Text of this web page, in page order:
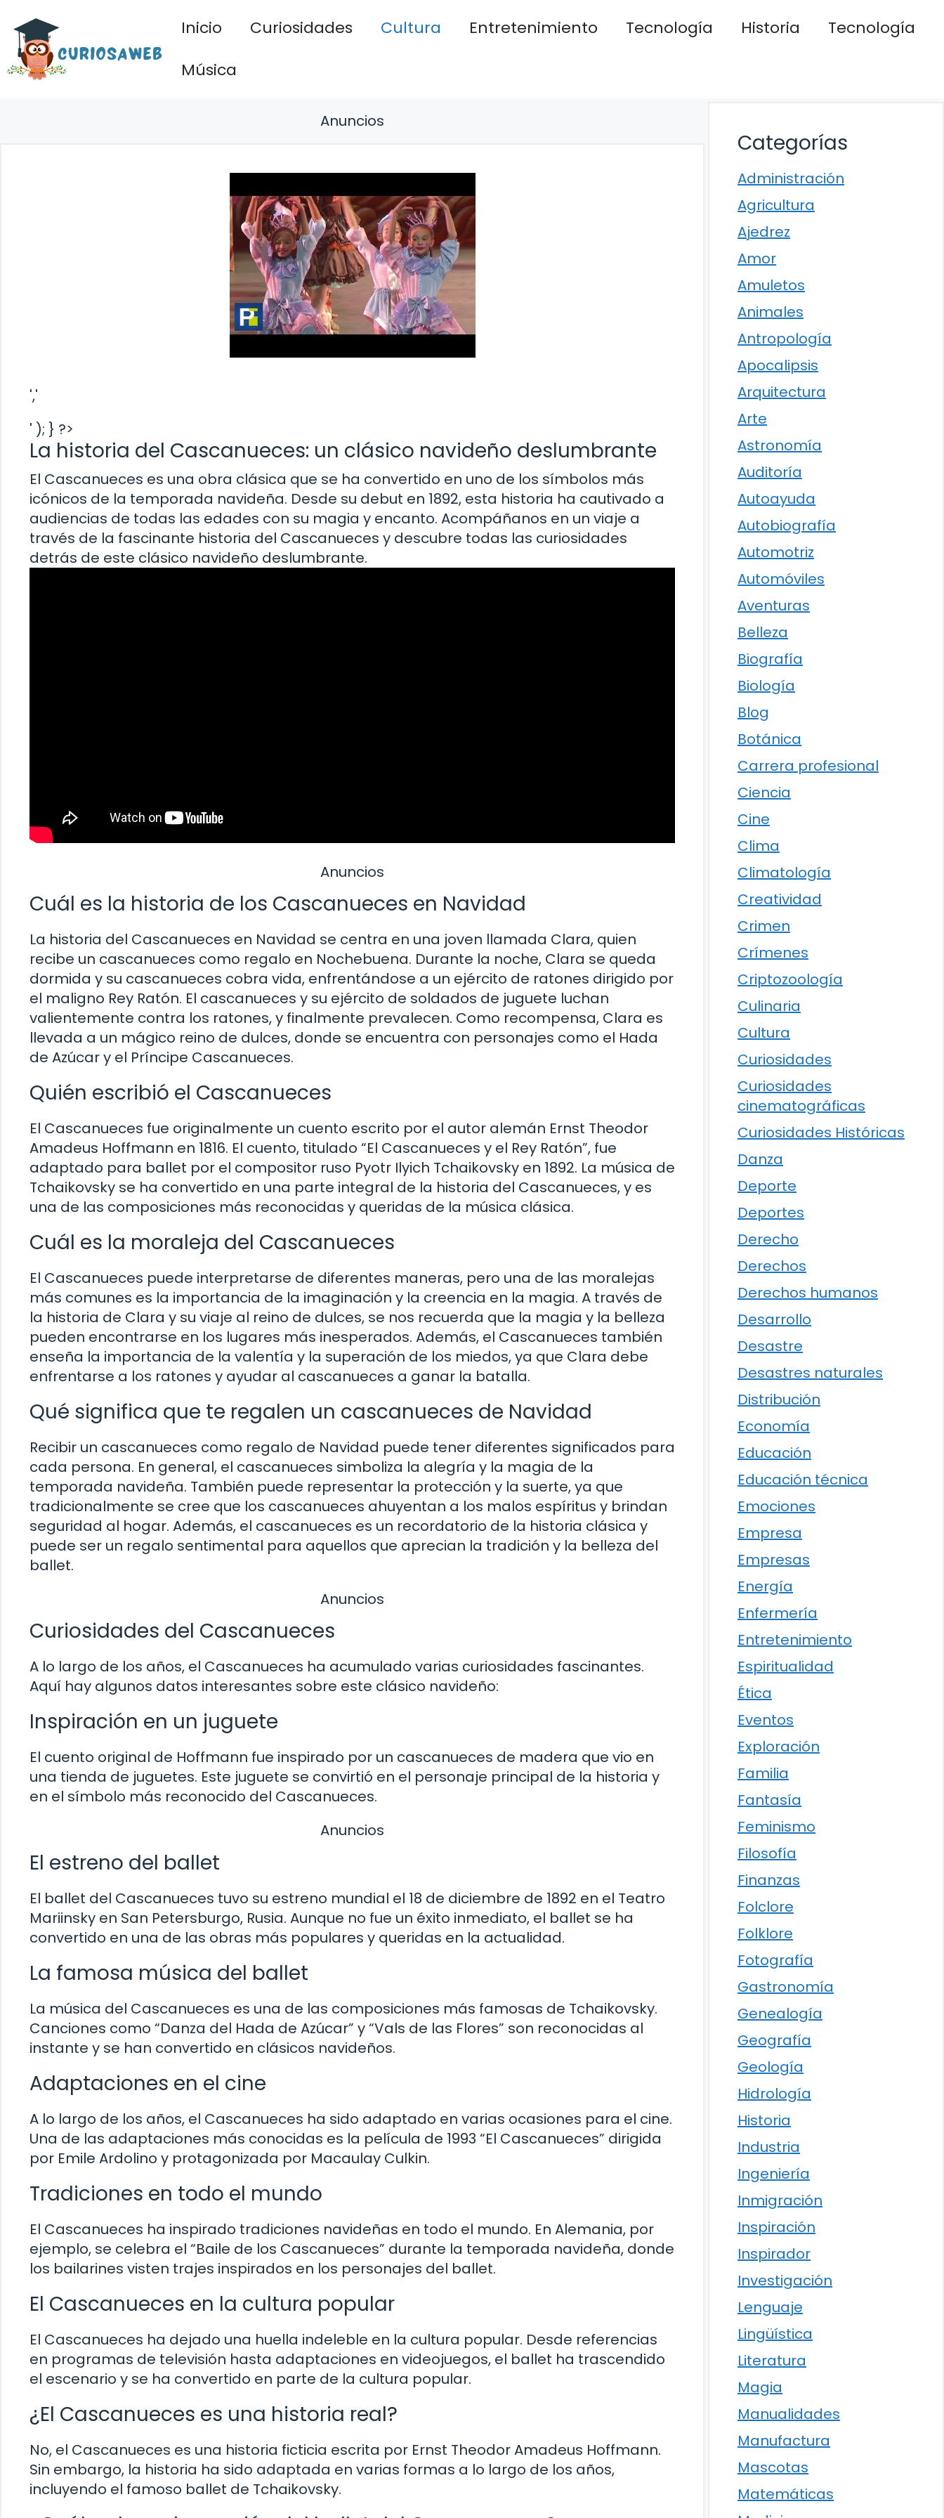
contenido
Inicio Curiosidades Cultura Entretenimiento Tecnología Historia
Tecnología
Música
Anuncios
','
' ); } ?>
La historia del Cascanueces: un clásico navideño deslumbrante
El Cascanueces es una obra clásica que se ha convertido en uno de los símbolos más
icónicos de la temporada navideña. Desde su debut en 1892, esta historia ha cautivado a
audiencias de todas las edades con su magia y encanto. Acompáñanos en un viaje a
través de la fascinante historia del Cascanueces y descubre todas las curiosidades
detrás de este clásico navideño deslumbrante.
Anuncios
Cuál es la historia de los Cascanueces en Navidad
La historia del Cascanueces en Navidad se centra en una joven llamada Clara, quien
recibe un cascanueces como regalo en Nochebuena. Durante la noche, Clara se queda
dormida y su cascanueces cobra vida, enfrentándose a un ejército de ratones dirigido por
el maligno Rey Ratón. El cascanueces y su ejército de soldados de juguete luchan
valientemente contra los ratones, y finalmente prevalecen. Como recompensa, Clara es
llevada a un mágico reino de dulces, donde se encuentra con personajes como el Hada
de Azúcar y el Príncipe Cascanueces.
Quién escribió el Cascanueces
El Cascanueces fue originalmente un cuento escrito por el autor alemán Ernst Theodor
Amadeus Hoffmann en 1816. El cuento, titulado “El Cascanueces y el Rey Ratón”, fue
adaptado para ballet por el compositor ruso Pyotr Ilyich Tchaikovsky en 1892. La música de
Tchaikovsky se ha convertido en una parte integral de la historia del Cascanueces, y es
una de las composiciones más reconocidas y queridas de la música clásica.
Cuál es la moraleja del Cascanueces
El Cascanueces puede interpretarse de diferentes maneras, pero una de las moralejas
más comunes es la importancia de la imaginación y la creencia en la magia. A través de
la historia de Clara y su viaje al reino de dulces, se nos recuerda que la magia y la belleza
pueden encontrarse en los lugares más inesperados. Además, el Cascanueces también
enseña la importancia de la valentía y la superación de los miedos, ya que Clara debe
enfrentarse a los ratones y ayudar al cascanueces a ganar la batalla.
Qué significa que te regalen un cascanueces de Navidad
Recibir un cascanueces como regalo de Navidad puede tener diferentes significados para
cada persona. En general, el cascanueces simboliza la alegría y la magia de la
temporada navideña. También puede representar la protección y la suerte, ya que
tradicionalmente se cree que los cascanueces ahuyentan a los malos espíritus y brindan
seguridad al hogar. Además, el cascanueces es un recordatorio de la historia clásica y
puede ser un regalo sentimental para aquellos que aprecian la tradición y la belleza del
ballet.
Anuncios
Curiosidades del Cascanueces
A lo largo de los años, el Cascanueces ha acumulado varias curiosidades fascinantes.
Aquí hay algunos datos interesantes sobre este clásico navideño:
Inspiración en un juguete
El cuento original de Hoffmann fue inspirado por un cascanueces de madera que vio en
una tienda de juguetes. Este juguete se convirtió en el personaje principal de la historia y
en el símbolo más reconocido del Cascanueces.
Anuncios
El estreno del ballet
El ballet del Cascanueces tuvo su estreno mundial el 18 de diciembre de 1892 en el Teatro
Mariinsky en San Petersburgo, Rusia. Aunque no fue un éxito inmediato, el ballet se ha
convertido en una de las obras más populares y queridas en la actualidad.
La famosa música del ballet
La música del Cascanueces es una de las composiciones más famosas de Tchaikovsky.
Canciones como “Danza del Hada de Azúcar” y “Vals de las Flores” son reconocidas al
instante y se han convertido en clásicos navideños.
Adaptaciones en el cine
A lo largo de los años, el Cascanueces ha sido adaptado en varias ocasiones para el cine.
Una de las adaptaciones más conocidas es la película de 1993 “El Cascanueces” dirigida
por Emile Ardolino y protagonizada por Macaulay Culkin.
Tradiciones en todo el mundo
El Cascanueces ha inspirado tradiciones navideñas en todo el mundo. En Alemania, por
ejemplo, se celebra el “Baile de los Cascanueces” durante la temporada navideña, donde
los bailarines visten trajes inspirados en los personajes del ballet.
El Cascanueces en la cultura popular
El Cascanueces ha dejado una huella indeleble en la cultura popular. Desde referencias
en programas de televisión hasta adaptaciones en videojuegos, el ballet ha trascendido
el escenario y se ha convertido en parte de la cultura popular.
¿El Cascanueces es una historia real?
No, el Cascanueces es una historia ficticia escrita por Ernst Theodor Amadeus Hoffmann.
Sin embargo, la historia ha sido adaptada en varias formas a lo largo de los años,
incluyendo el famoso ballet de Tchaikovsky.
Categorías
Administración
Agricultura
Ajedrez
Amor
Amuletos
Animales
Antropología
Apocalipsis
Arquitectura
Arte
Astronomía
Auditoría
Autoayuda
Autobiografía
Automotriz
Automóviles
Aventuras
Belleza
Biografía
Biología
Blog
Botánica
Carrera profesional
Ciencia
Cine
Clima
Climatología
Creatividad
Crimen
Crímenes
Criptozoología
Culinaria
Cultura
Curiosidades
Curiosidades
cinematográficas
Curiosidades Históricas
Danza
Deporte
Deportes
Derecho
Derechos
Derechos humanos
Desarrollo
Desastre
Desastres naturales
Distribución
Economía
Educación
Educación técnica
Emociones
Empresa
Empresas
Energía
Enfermería
Entretenimiento
Espiritualidad
Ética
Eventos
Exploración
Familia
Fantasía
Feminismo
Filosofía
Finanzas
Folclore
Folklore
Fotografía
Gastronomía
Genealogía
Geografía
Geología
Hidrología
Historia
Industria
Ingeniería
Inmigración
Inspiración
Inspirador
Investigación
Lenguaje
Lingüística
Literatura
Magia
Manualidades
Manufactura
Mascotas
Matemáticas